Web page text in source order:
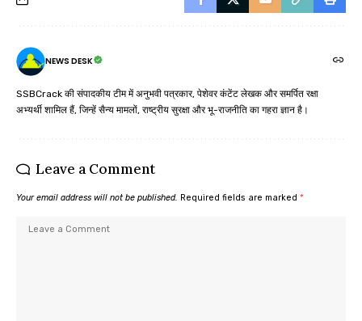
NEWS DESK
SSBCrack की संपादकीय टीम में अनुभवी पत्रकार, पेशेवर कंटेंट लेखक और समर्पित रक्षा
अभ्यर्थी शामिल हैं, जिन्हें सैन्य मामलों, राष्ट्रीय सुरक्षा और भू-राजनीति का गहरा ज्ञान है।
Leave a Comment
Your email address will not be published. Required fields are marked *